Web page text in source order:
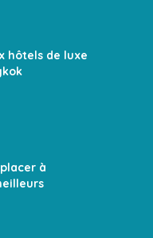
hôtels de luxe
à